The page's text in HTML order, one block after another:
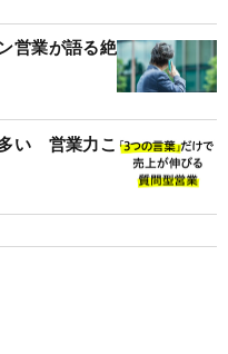
営業が語る絶
い 営業力こ